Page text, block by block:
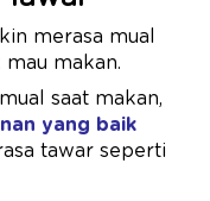
merasa mual
makan.
saat makan,
yang baik
tawar seperti